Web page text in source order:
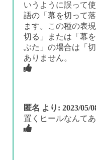
いうように誤って
語の「幕を切って
ます。この種の表
切る」または「幕
ぶた」の場合は「
ありません。
匿名 より: 2023/05/
置くヒールなんて